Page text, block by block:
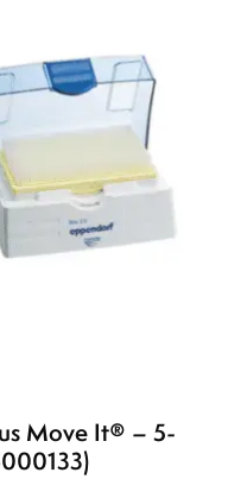
Move It® – 5-